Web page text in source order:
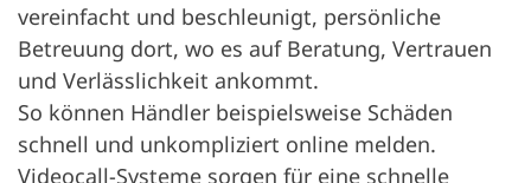
vereinfacht und beschleunigt, persönliche
Betreuung dort, wo es auf Beratung, Vertrauen
und Verlässlichkeit ankommt.
So können Händler beispielsweise Schäden
schnell und unkompliziert online melden.
Videocall-Systeme sorgen für eine schnelle